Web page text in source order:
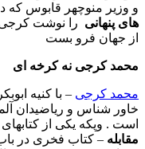
و وزیر منوچهر قابوس که
های پنهانی
از جهان فرو بست
محمد کرجی نه کرخه ای
محمد کرجی – با کنیه
خاور شناس و ریاضیدان
است . وپکه یکی از
مقابله – کتاب فخری در